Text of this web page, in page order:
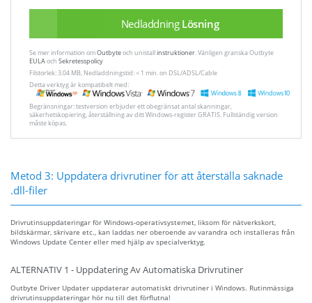
Nedladdning Lösning
Se mer information omOutbyteoch unistallinstruktioner. Vänligen granska Outbyte
EULAoch Sekretesspolicy
Filstorlek: 3.04 MB, Nedladdningstid: < 1 min. on DSL/ADSL/Cable
Detta verktyg är kompatibelt med:
Begränsningar: testversion erbjuder ett obegränsat antal skanningar,
säkerhetskopiering, återställning av ditt Windows-register GRATIS. Fullständig version
måste köpas.
Metod 3: Uppdatera drivrutiner för att återställa saknade
.dll-filer
Drivrutinsuppdateringar för Windows-operativsystemet, liksom för nätverkskort,
bildskärmar, skrivare etc., kan laddas ner oberoende av varandra och installeras från
Windows Update Center eller med hjälp av specialverktyg.
ALTERNATIV 1 - Uppdatering Av Automatiska Drivrutiner
Outbyte Driver Updater uppdaterar automatiskt drivrutiner i Windows. Rutinmässiga
drivrutinsuppdateringar hör nu till det förflutna!